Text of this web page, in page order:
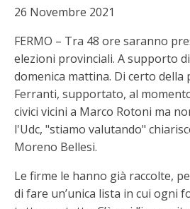
26 Novembre 2021
FERMO – Tra 48 ore saranno
elezioni provinciali. A supporto
domenica mattina. Di certo
Ferranti, supportato, al
civici vicini a Marco Rotoni ma
l'Udc, "stiamo valutando"
Moreno Bellesi.
Le firme le hanno già raccolte,
di fare un’unica lista in cui ogni